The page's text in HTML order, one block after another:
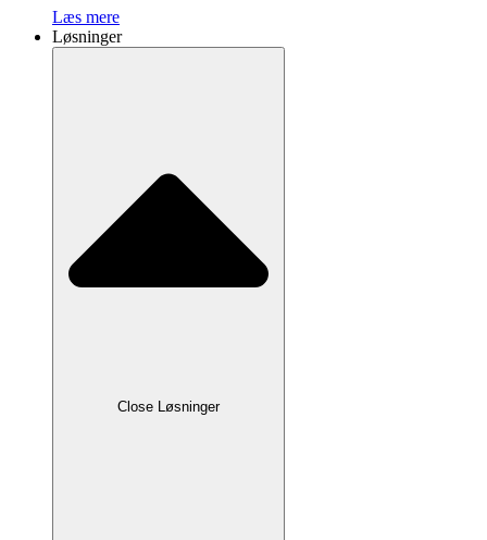
Læs mere
Løsninger
Close Løsninger